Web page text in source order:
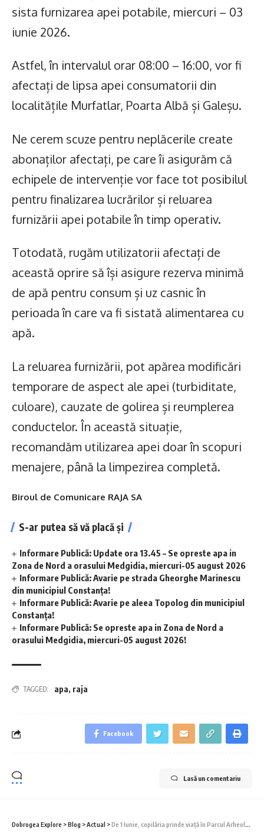
sista furnizarea apei potabile, miercuri – 03
iunie 2026.
Astfel, în intervalul orar 08:00 – 16:00, vor fi
afectați de lipsa apei consumatorii din
localitățile Murfatlar, Poarta Albă și Galeșu.
Ne cerem scuze pentru neplăcerile create
abonaților afectați, pe care îi asigurăm că
echipele de intervenție vor face tot posibilul
pentru finalizarea lucrărilor și reluarea
furnizării apei potabile în timp operativ.
Totodată, rugăm utilizatorii afectați de
această oprire să își asigure rezerva minimă
de apă pentru consum și uz casnic în
perioada în care va fi sistată alimentarea cu
apă.
La reluarea furnizării, pot apărea modificări
temporare de aspect ale apei (turbiditate,
culoare), cauzate de golirea și reumplerea
conductelor. În această situație,
recomandăm utilizarea apei doar în scopuri
menajere, până la limpezirea completă.
Biroul de Comunicare RAJA SA
S-ar putea să vă placă și
Informare Publică: Update ora 13.45 – Se opreste apa in
Zona de Nord a orasului Medgidia, miercuri-05 august 2026
Informare Publică: Avarie pe strada Gheorghe Marinescu
din municipiul Constanța!
Informare Publică: Avarie pe aleea Topolog din municipiul
Constanța!
Informare Publică: Se opreste apa in Zona de Nord a
orasului Medgidia, miercuri-05 august 2026!
TAGGED: apa, raja
Facebook
Lasă un comentariu
Dobrogea Explore >Blog >Actual >De 1 Iunie, copilăria prinde viață în Parcul Arheologic!